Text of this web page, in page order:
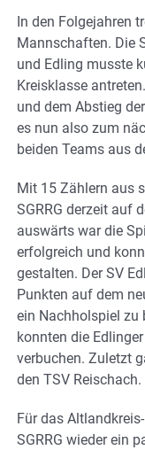
In den Folgejahren
Mannschaften. Die
und Edling musste
Kreisklasse
und dem Abstieg
es nun also zum
beiden Teams aus
Mit 15 Zählern aus
SGRRG derzeit auf
auswärts war die
erfolgreich und
gestalten. Der SV
Punkten auf dem
ein Nachholspiel zu
konnten die
verbuchen. Zuletzt
den TSV Reischach.
Für das
SGRRG wieder ein